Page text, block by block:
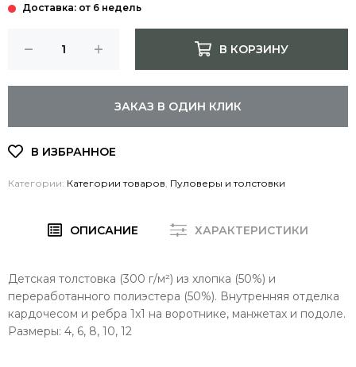
Доставка: от 6 недель
В КОРЗИНУ
ЗАКАЗ В ОДИН КЛИК
Категории: Категории товаров Пуловеры и толстовки
ОПИСАНИЕ ХАРАКТЕРИСТИКИ
Детская толстовка (300 г/м²) из хлопка (50%) и
переработанного полиэстера (50%). Внутренняя отделка
кардочесом и ребра 1x1 на воротнике, манжетах и подоле.
Размеры: 4, 6, 8, 10, 12